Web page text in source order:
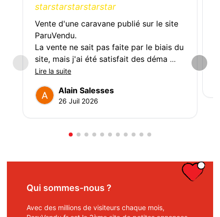
starstarstarstarstar
Vente d'une caravane publié sur le site
ParuVendu.
La vente ne sait pas faite par le biais du
site, mais j'ai été satisfait des déma ...
Lire la suite
Alain Salesses
26 Juil 2026
Qui sommes-nous ?
Avec des millions de visiteurs chaque mois,